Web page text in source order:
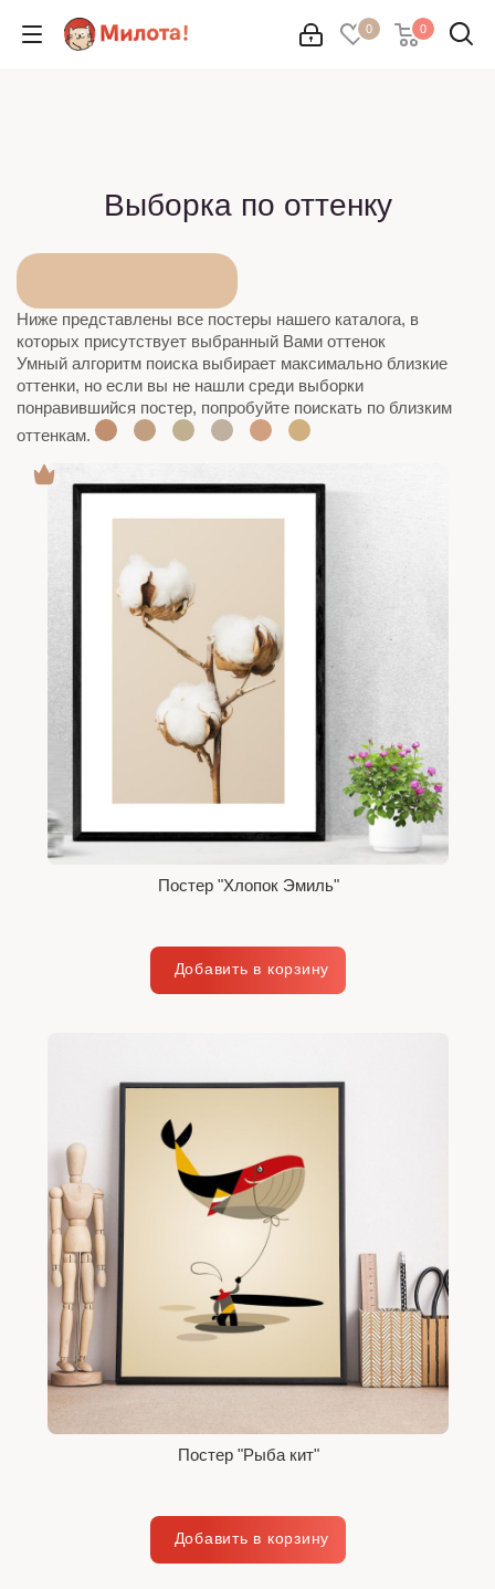
0 0
Выборка по оттенку
Ниже представлены все постеры нашего каталога, в
которых присутствует выбранный Вами оттенок
Умный алгоритм поиска выбирает максимально близкие
оттенки, но если вы не нашли среди выборки
понравившийся постер, попробуйте поискать по близким
оттенкам.
Постер "Хлопок Эмиль"
Постер "Рыба кит"